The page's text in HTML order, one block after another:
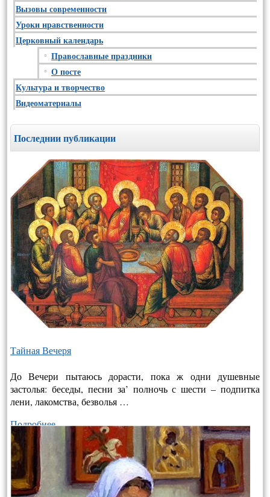
Вызовы современности
Уроки нравственности
Церковный календарь
Православные праздники
О посте
Культура и творчество
Видеоматериалы
Последнии публикации
Тайная Вечеря
До Вечери пытаюсь дорасти, пока ж одни душевные
застолья: беседы, песни за’ полночь с шести – подпитка
лени, лакомства, безволья …
Подробнее…